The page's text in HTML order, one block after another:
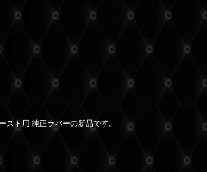
ト用 純正ラバーの新品です。